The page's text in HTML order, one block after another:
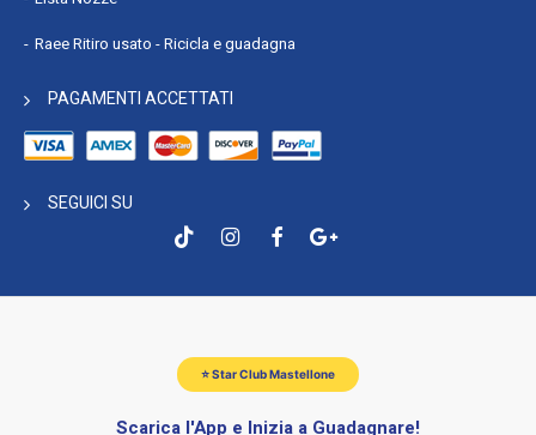
Raee Ritiro usato - Ricicla e guadagna
PAGAMENTI ACCETTATI
SEGUICI SU
⭐ Star Club Mastellone
Scarica l'App e Inizia a Guadagnare!